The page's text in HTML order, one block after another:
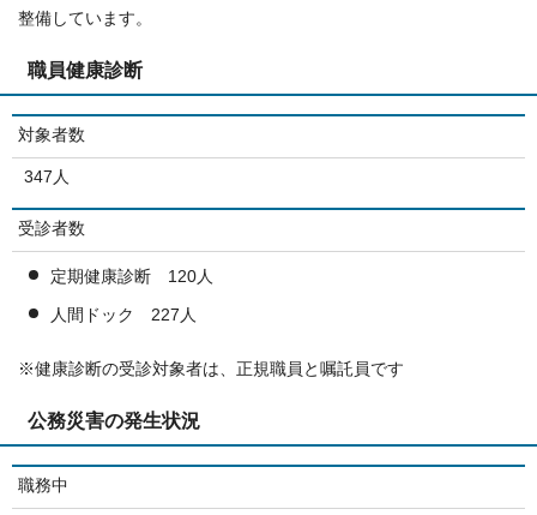
整備しています。
職員健康診断
対象者数
347人
受診者数
定期健康診断 120人
人間ドック 227人
※健康診断の受診対象者は、正規職員と嘱託員です
公務災害の発生状況
職務中